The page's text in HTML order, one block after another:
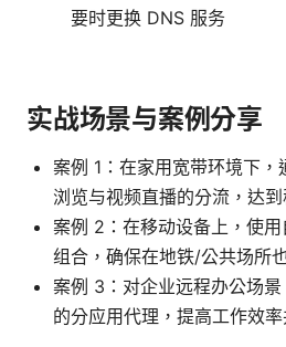
要时更换 DNS 服务
实战场景与案例分享
案例 1：在家用宽带环境下
浏览与视频直播的分流，达
案例 2：在移动设备上，使
组合，确保在地铁/公共场所
案例 3：对企业远程办公场
的分应用代理，提高工作效